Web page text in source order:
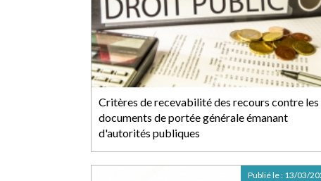
Critères de recevabilité des recours contre les
documents de portée générale émanant
d'autorités publiques
Publié le : 13/03/